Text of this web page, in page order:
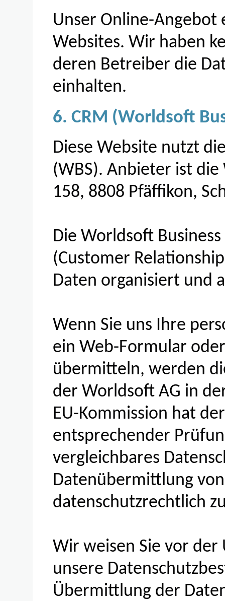
Unser Online-Angebot
Websites. Wir haben
deren Betreiber die
einhalten.
6. CRM (Worldsoft
Diese Website nutzt
(WBS). Anbieter ist
158, 8808 Pfäffikon,
Die Worldsoft
(Customer
Daten organisiert und
Wenn Sie uns Ihre
ein Web-Formular
übermitteln, werden
der Worldsoft AG in
EU-Kommission hat
entsprechender
vergleichbares
Datenübermittlung
datenschutzrechtlich
Wir weisen Sie vor
unsere
Übermittlung der